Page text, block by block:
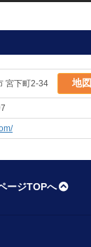
宮下町2-34 地図
ージTOPへ